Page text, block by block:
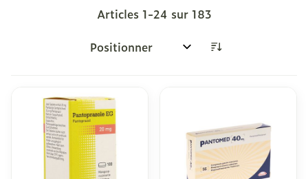
Articles 1-24 sur 183
Trier par: